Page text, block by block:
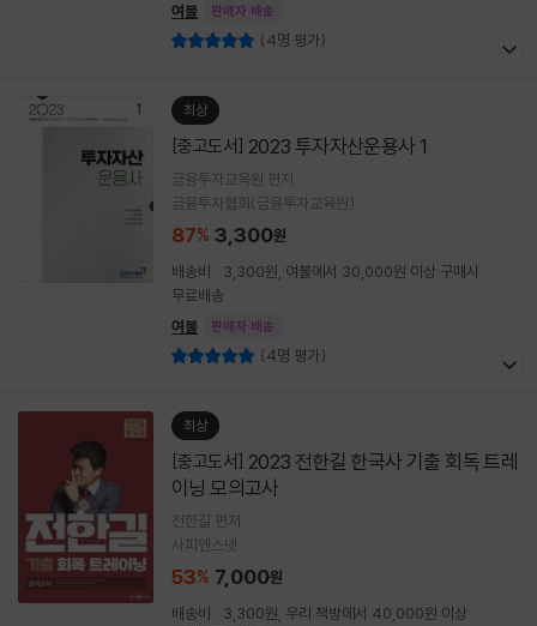
여불
판매자 배송
(4명 평가)
최상
[중고도서] 2023 투자자산운용사 1
금융투자교육원 편저
금융투자협회(금융투자교육원)
87% 3,300원
배송비 : 3,300원, 여불에서 30,000원 이상 구매시
무료배송
여불
판매자 배송
(4명 평가)
최상
[중고도서]
이닝 모의고사
전한길 편저
사피엔스넷
53% 7,000원
배송비 : 3,300원, 우리 책방에서 40,000원 이상